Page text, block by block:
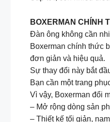
BOXERMAN CHÍNH
Đàn ông không cần
Boxerman chính thức
đơn giản và hiệu quả.
Sự thay đổi này bắt
Bạn cần một trang
Vì vậy, Boxerman đổi
– Mở rộng dòng sản
– Thiết kế tối giản,